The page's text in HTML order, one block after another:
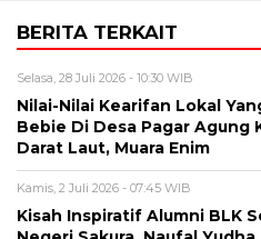
BERITA TERKAIT
Selasa, 28 Juli 2026 - 10:30 WIB
Nilai-Nilai Kearifan Lokal
Bebie Di Desa Pagar Agung
Darat Laut, Muara Enim
Kamis, 2 Juli 2026 - 07:45 WIB
Kisah Inspiratif Alumni BLK